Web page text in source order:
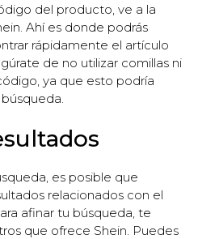
del producto, ve a la
Ahí es donde podrás
rápidamente el artículo
de no utilizar comillas ni
ya que esto podría
es posible que
relacionados con el
afinar tu búsqueda, te
que ofrece Shein. Puedes